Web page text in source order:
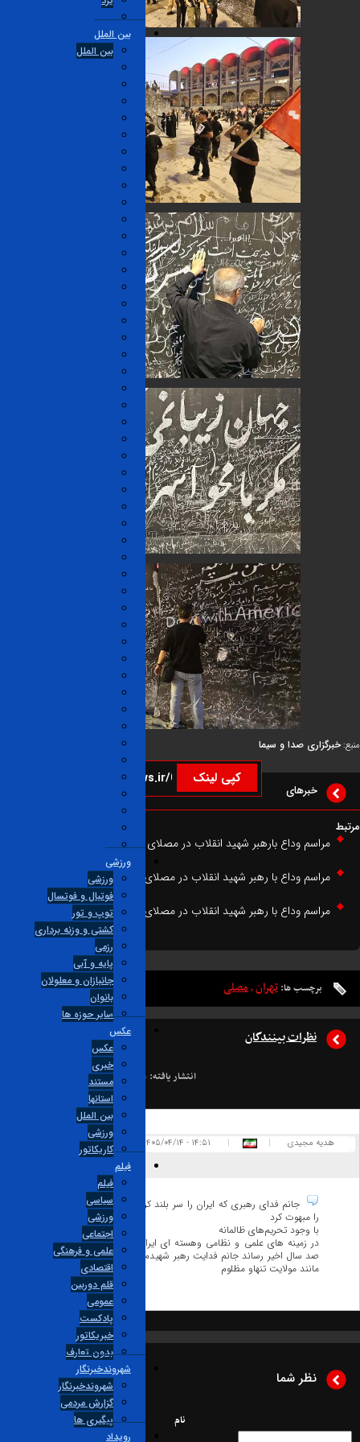
بین الملل
بین الملل
ورزشی
فوتبال و فوتسال
توپ و تور
کشتی و وزنه برداری
پایه و آبی
جانبازان و معلولان
بانوان
ساير حوزه ها
عکس
خبری
مستند
استانها
بین الملل
ورزشی
کاریکاتور
فیلم
سیاسی
ورزشی
اجتماعی
علمی و فرهنگی
اقتصادی
قلم دوربین
عمومی
پادکست
خبریکاتور
بدون تعارف
شهروندخبرنگار
شهروندخبرنگار
گزارش مردمی
پیگیری ها
صدا و سیما
کپی لینک
خبرهای
وداع بارهبر شهید انقلاب در مصلاى تهران -۹
وداع با رهبر شهید انقلاب در مصلای تهران _ ۸
وداع با رهبر شهید انقلاب در مصلای تهران _ ۱۰
برچسب ها:تهران، مصلی
نظرات بینندگان
غیر قابل انتشار: در انتظار بررسی:۰ انتشار یافته:۱
مجیدی | ۱۴:۵۱ - ۱۴۰۵/۰۴/۱۴
0
جانم فدای رهبری که ایران را سر بلند کرد ایرانی را داغدار و جهانی
را مبهوت کرد
با وجود تحریم‌های ظالمانه
در زمینه های علمی و نظامی وهسته ای ایران را در اوج قدرت در چند
صد سال اخیر رساند جانم فدایت رهبر شهیدم رهبر شجاعم پدر عین حال
مانند مولایت تنهاو مظلوم
نظر شما